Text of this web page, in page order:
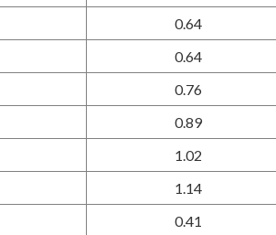
0.64
0.64
0.76
0.89
1.02
1.14
0.41